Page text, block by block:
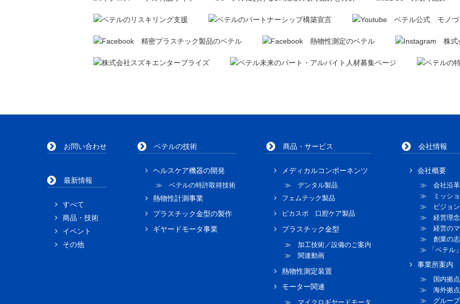
お問い合わせ
最新情報
すべて
商品・技術
イベント
その他
ベテルの技術
ヘルスケア機器の開発
≫ ベテルの特許取得技術
熱物性計測事業
プラスチック金型の製作
ギヤードモータ事業
商品・サービス
メディカルコンポーネンツ
≫ デンタル製品
フェムテック製品
ピカスポ 口腔ケア製品
プラスチック金型
≫ 加工技術／設備のご案内
≫ 関連動画
熱物性測定装置
モーター関連
≫ マイクロギヤードモータ
会社情報
会社概要
≫ 会社沿革
≫ ミッショ
≫ ビジョン
≫ 経営理念
≫ 経営のマ
≫ 創業の志
≫ 「ベテル
事業所案内
≫ 国内拠点
≫ 海外拠点
≫ グループ